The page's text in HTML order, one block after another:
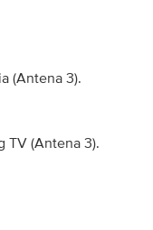
(Antena 3).
TV (Antena 3).